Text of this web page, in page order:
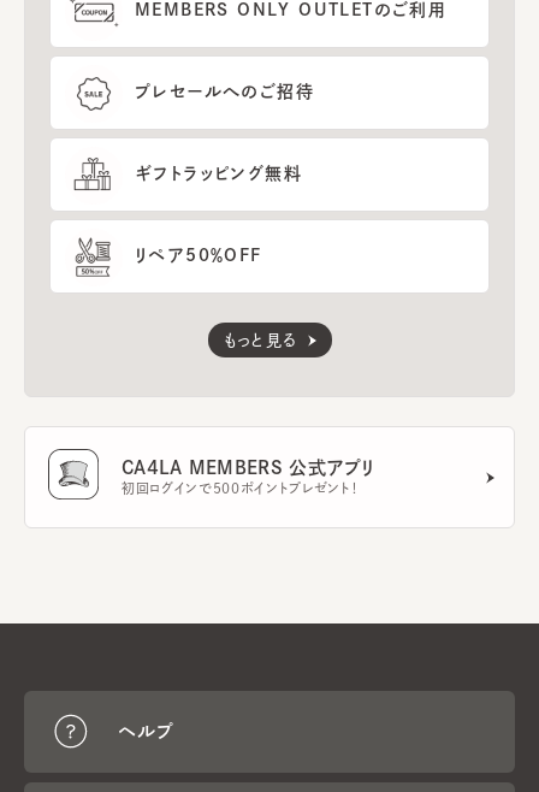
MEMBERS ONLY OUTLETのご利用
プレセールへのご招待
ギフトラッピング無料
リペア50％OFF
もっと見る
CA4LA MEMBERS 公式アプリ
初回ログインで500ポイントプレゼント！
ヘルプ